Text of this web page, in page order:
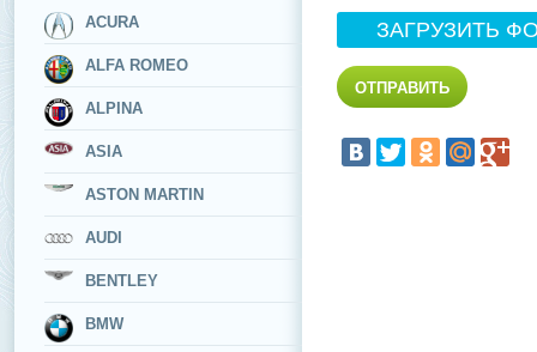
ACURA
ALFA ROMEO
ALPINA
ASIA
ASTON MARTIN
AUDI
BENTLEY
BMW
ЗАГРУЗИТЬ